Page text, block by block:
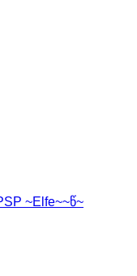
~Elfe~~წ~